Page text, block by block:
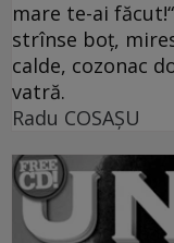
mare te-ai
strînse boţ,
calde, cozonac
vatră.
Radu COSAŞU